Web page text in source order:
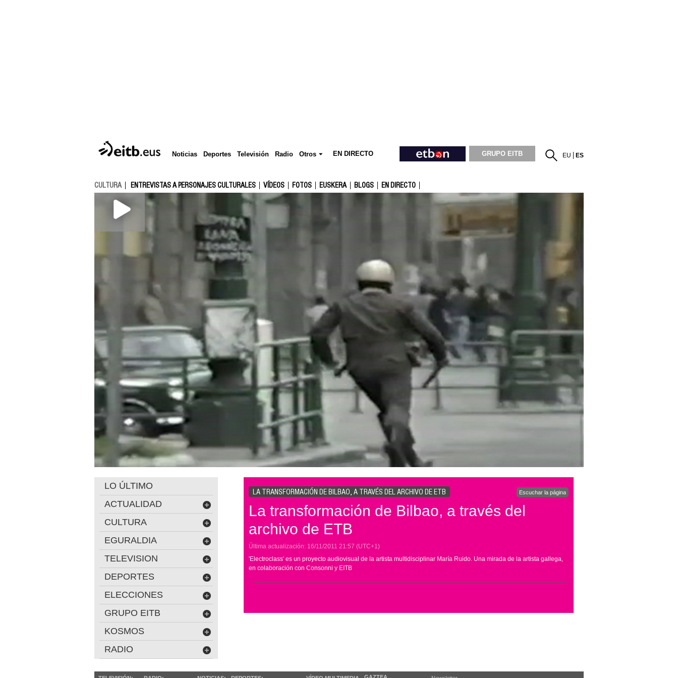
Noticias Deportes Televisión Radio Otros EN DIRECTO GRUPO EITB EU ES
CULTURA ENTREVISTAS A PERSONAJES CULTURALES VÍDEOS FOTOS EUSKERA BLOGS EN DIRECTO
LA TRANSFORMACIÓN DE BILBAO, A TRAVÉS DEL ARCHIVO DE ETB Escuchar la página
La transformación de Bilbao, a través del
archivo de ETB
Última actualización: 16/11/2011 21:57 (UTC+1)
'Electroclass' es un proyecto audiovisual de la artista multidisciplinar María Ruido. Una mirada de la artista gallega,
en colaboración con Consonni y EITB
LO ÚLTIMO
ACTUALIDAD
CULTURA
EGURALDIA
TELEVISION
DEPORTES
ELECCIONES
GRUPO EITB
KOSMOS
RADIO